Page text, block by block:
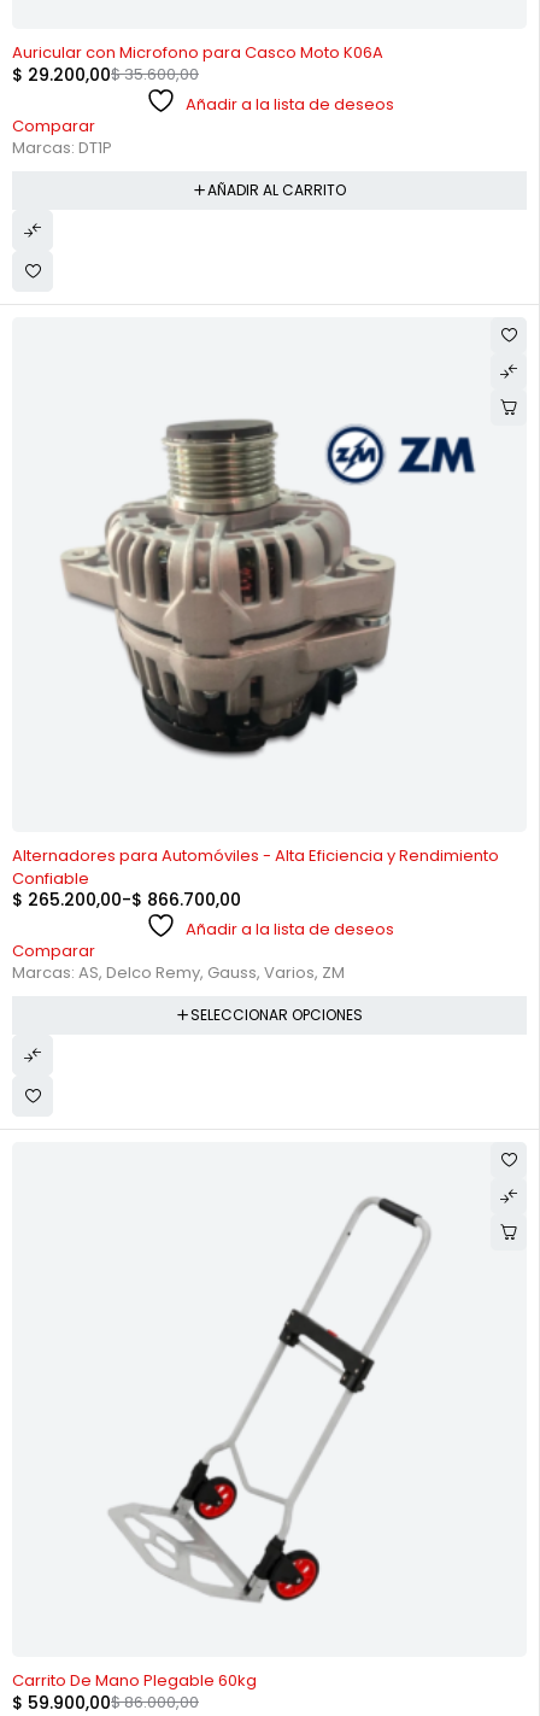
Auricular con Microfono para Casco Moto K06A
$35.600,00
$ 29.200,00
Añadir a la lista de deseos
Comparar
Marcas: DT1P
AÑADIR AL CARRITO
Alternadores para Automóviles - Alta Eficiencia y Rendimiento
Confiable
$ 265.200,00-$ 866.700,00
Añadir a la lista de deseos
Comparar
Marcas: AS, Delco Remy, Gauss, Varios, ZM
SELECCIONAR OPCIONES
Carrito De Mano Plegable 60kg
$86.000,00
$ 59.900,00